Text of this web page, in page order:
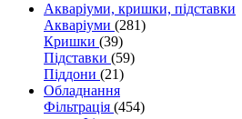
Акваріуми, кришки, підставки
Акваріуми (281)
Кришки (39)
Підставки (59)
Піддони (21)
Обладнання
Фільтрація (454)